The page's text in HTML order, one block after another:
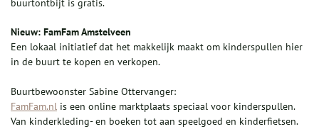
buurtontbijt is gratis.
Nieuw: FamFam Amstelveen
Een lokaal initiatief dat het makkelijk maakt om kinderspullen hier
in de buurt te kopen en verkopen.
Buurtbewoonster Sabine Ottervanger:
FamFam.nl is een online marktplaats speciaal voor kinderspullen.
Van kinderkleding- en boeken tot aan speelgoed en kinderfietsen.